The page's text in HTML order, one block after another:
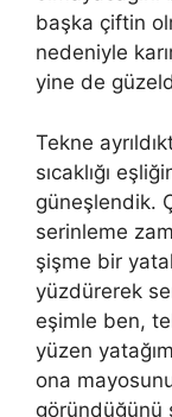
başka çiftin
nedeniyle
yine de
Tekne
sıcaklığı
güneşlendik.
serinleme
şişme bir
yüzdürerek
eşimle ben,
yüzen
ona
göründüğünü